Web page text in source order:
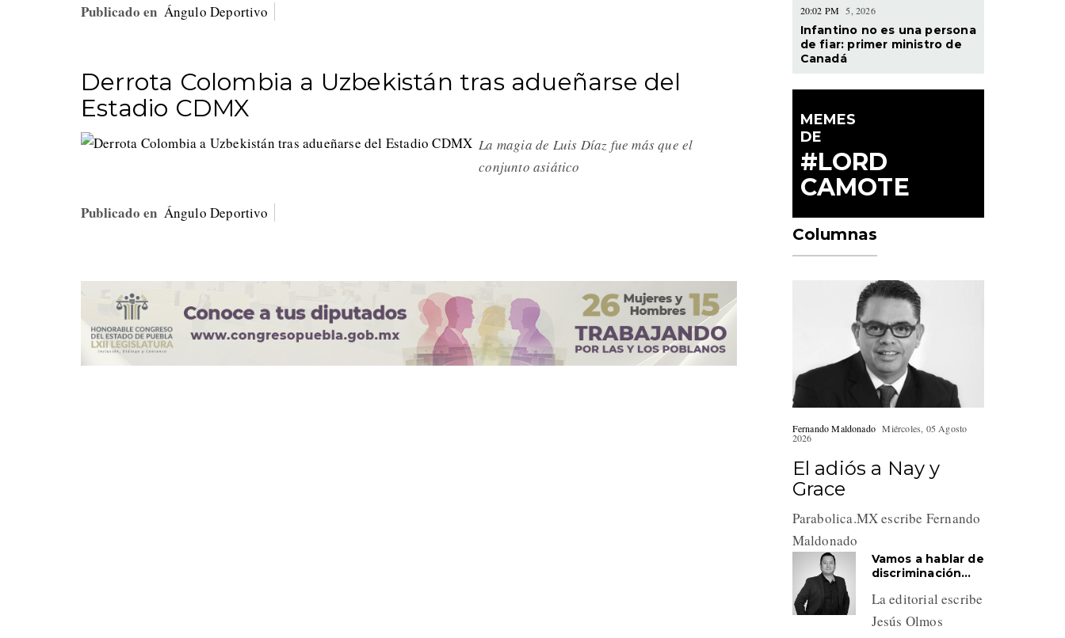
Publicado en Ángulo Deportivo
Derrota Colombia a Uzbekistán tras adueñarse del
Estadio CDMX
La magia de Luis Díaz fue más que el
conjunto asiático
Publicado en Ángulo Deportivo
20:02 PM 5, 2026
Infantino no es una persona
de fiar: primer ministro de
Canadá
MEMES
DE
#LORD
CAMOTE
Columnas
Fernando Maldonado Miércoles, 05 Agosto
2026
El adiós a Nay y
Grace
Parabolica.MX escribe Fernando
Maldonado
Vamos a hablar de
discriminación…
La editorial escribe
Jesús Olmos